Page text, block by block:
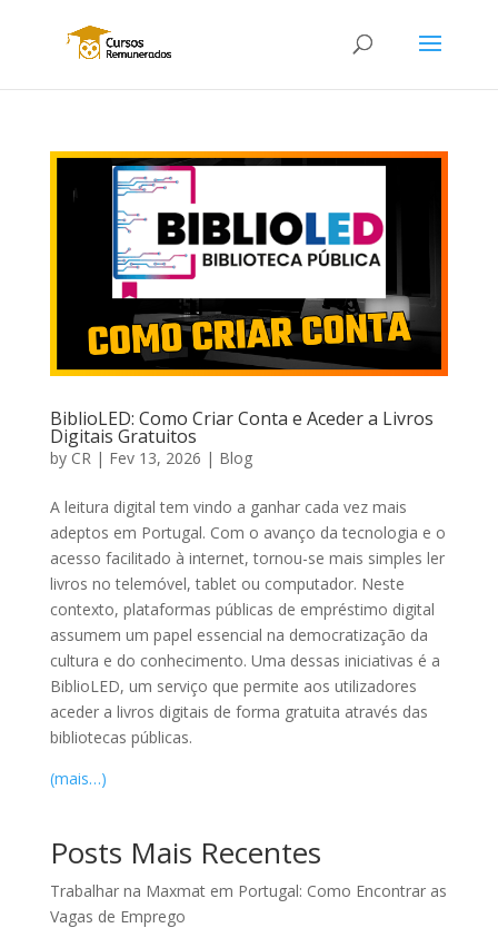
BiblioLED: Como Criar Conta e Aceder a Livros
Digitais Gratuitos
by CR | Fev 13, 2026 | Blog
A leitura digital tem vindo a ganhar cada vez mais
adeptos em Portugal. Com o avanço da tecnologia e o
acesso facilitado à internet, tornou-se mais simples ler
livros no telemóvel, tablet ou computador. Neste
contexto, plataformas públicas de empréstimo digital
assumem um papel essencial na democratização da
cultura e do conhecimento. Uma dessas iniciativas é a
BiblioLED, um serviço que permite aos utilizadores
aceder a livros digitais de forma gratuita através das
bibliotecas públicas.
(mais…)
Posts Mais Recentes
Trabalhar na Maxmat em Portugal: Como Encontrar as
Vagas de Emprego